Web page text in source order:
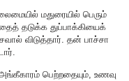
மதுரையில் பெரும்
தடுக்க துப்பாக்கியைக்
சவால் விடுத்தார். தன் பாச்சா
பெற்றதையும், உணவு